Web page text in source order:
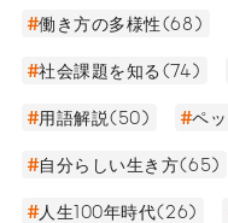
働き方の多様性(68)
社会課題を知る(74)
用語解説(50) ペ
自分らしい生き方(65)
人生100年時代(26)